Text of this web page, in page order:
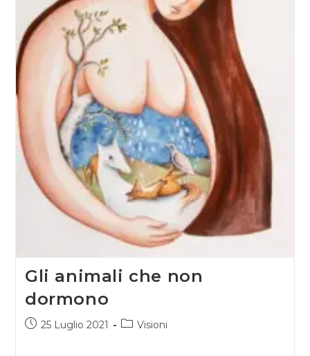
Gli animali che non
dormono
Articolo25 Luglio 2021
Categoria
Visioni